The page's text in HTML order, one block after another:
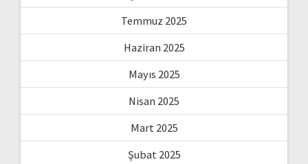
Temmuz 2025
Haziran 2025
Mayıs 2025
Nisan 2025
Mart 2025
Şubat 2025